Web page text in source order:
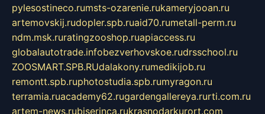
pylesostineco.rumsts-ozarenie.rukameryjooan.ru
artemovskij.rudopler.spb.ruaid70.rumetall-perm.ru
ndm.msk.ruratingzooshop.ruapiaccess.ru
globalautotrade.infobezverhovskoe.rudrsschool.ru
ZOOSMART.SPB.RUdalakony.rumedikijob.ru
remontt.spb.ruphotostudia.spb.rumyragon.ru
terramia.ruacademy62.rugardengallereya.rurti.com.ru
artem-news.rubiserinca.rukrasnodarkurort.com